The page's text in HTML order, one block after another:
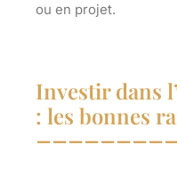
ou en projet.
Investir dans
: les bonnes